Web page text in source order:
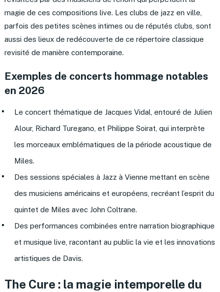
magie de ces compositions live. Les clubs de jazz en ville,
parfois des petites scènes intimes ou de réputés clubs, sont
aussi des lieux de redécouverte de ce répertoire classique
revisité de manière contemporaine.
Exemples de concerts hommage notables
en 2026
Le concert thématique de Jacques Vidal, entouré de Julien
Alour, Richard Turegano, et Philippe Soirat, qui interprète
les morceaux emblématiques de la période acoustique de
Miles.
Des sessions spéciales à Jazz à Vienne mettant en scène
des musiciens américains et européens, recréant l’esprit du
quintet de Miles avec John Coltrane.
Des performances combinées entre narration biographique
et musique live, racontant au public la vie et les innovations
artistiques de Davis.
The Cure : la magie intemporelle du